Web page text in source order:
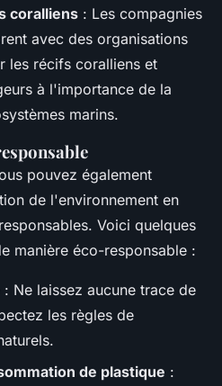
coralliens : Les compagnies
avec des organisations
les récifs coralliens et
à l'importance de la
marins.
pouvez également
de l'environnement en
Voici quelques
manière éco-responsable :
: Ne laissez aucune trace de
les règles de
de plastique :